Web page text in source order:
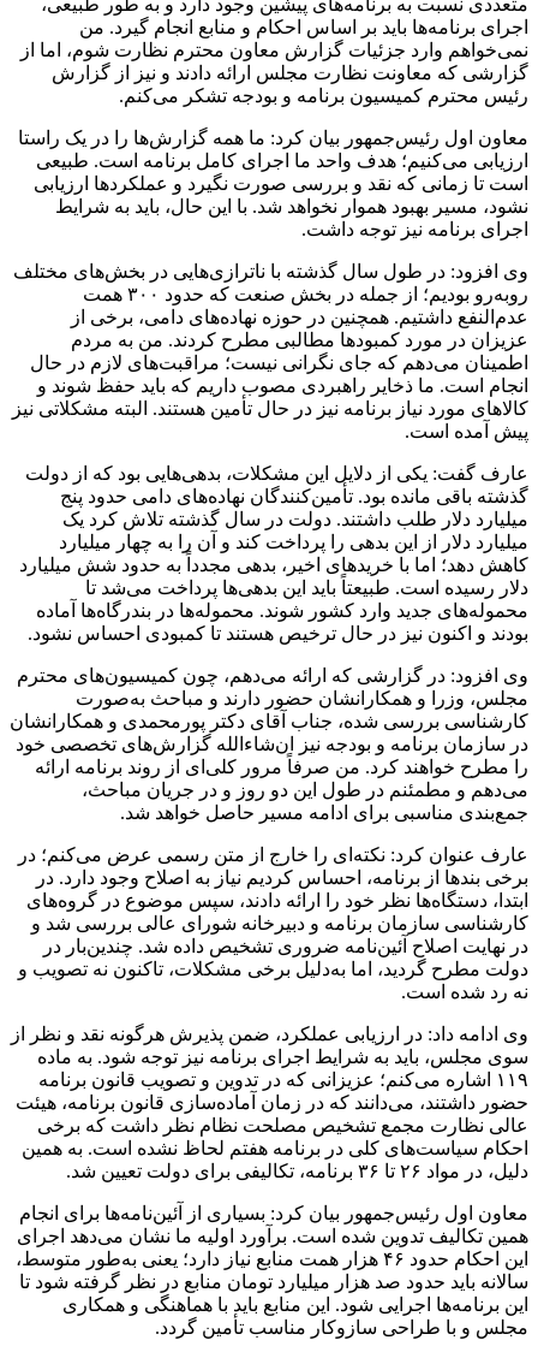
متعددی نسبت به برنامه‌های پیشین وجود دارد و به طور طبیعی،
اجرای برنامه‌ها باید بر اساس احکام و منابع انجام گیرد. من
نمی‌خواهم وارد جزئیات گزارش معاون محترم نظارت شوم، اما از
گزارشی که معاونت نظارت مجلس ارائه دادند و نیز از گزارش
رئیس محترم کمیسیون برنامه و بودجه تشکر می‌کنم.
معاون اول رئیس‌جمهور بیان کرد: ما همه گزارش‌ها را در یک راستا
ارزیابی می‌کنیم؛ هدف واحد ما اجرای کامل برنامه است. طبیعی
است تا زمانی که نقد و بررسی صورت نگیرد و عملکردها ارزیابی
نشود، مسیر بهبود هموار نخواهد شد. با این حال، باید به شرایط
اجرای برنامه نیز توجه داشت.
وی افزود: در طول سال گذشته با ناترازی‌هایی در بخش‌های مختلف
روبه‌رو بودیم؛ از جمله در بخش صنعت که حدود ۳۰۰ همت
عدم‌النفع داشتیم. همچنین در حوزه نهاده‌های دامی، برخی از
عزیزان در مورد کمبودها مطالبی مطرح کردند. من به مردم
اطمینان می‌دهم که جای نگرانی نیست؛ مراقبت‌های لازم در حال
انجام است. ما ذخایر راهبردی مصوب داریم که باید حفظ شوند و
کالاهای مورد نیاز برنامه نیز در حال تأمین هستند. البته مشکلاتی نیز
پیش آمده است.
عارف گفت: یکی از دلایل این مشکلات، بدهی‌هایی بود که از دولت
گذشته باقی مانده بود. تأمین‌کنندگان نهاده‌های دامی حدود پنج
میلیارد دلار طلب داشتند. دولت در سال گذشته تلاش کرد یک
میلیارد دلار از این بدهی را پرداخت کند و آن را به چهار میلیارد
کاهش دهد؛ اما با خریدهای اخیر، بدهی مجدداً به حدود شش میلیارد
دلار رسیده است. طبیعتاً باید این بدهی‌ها پرداخت می‌شد تا
محموله‌های جدید وارد کشور شوند. محموله‌ها در بندرگاه‌ها آماده
بودند و اکنون نیز در حال ترخیص هستند تا کمبودی احساس نشود.
وی افزود: در گزارشی که ارائه می‌دهم، چون کمیسیون‌های محترم
مجلس، وزرا و همکارانشان حضور دارند و مباحث به‌صورت
کارشناسی بررسی شده، جناب آقای دکتر پورمحمدی و همکارانشان
در سازمان برنامه و بودجه نیز ان‌شاءالله گزارش‌های تخصصی خود
را مطرح خواهند کرد. من صرفاً مرور کلی‌ای از روند برنامه ارائه
می‌دهم و مطمئنم در طول این دو روز و در جریان مباحث،
جمع‌بندی مناسبی برای ادامه مسیر حاصل خواهد شد.
عارف عنوان کرد: نکته‌ای را خارج از متن رسمی عرض می‌کنم؛ در
برخی بندها از برنامه، احساس کردیم نیاز به اصلاح وجود دارد. در
ابتدا، دستگاه‌ها نظر خود را ارائه دادند، سپس موضوع در گروه‌های
کارشناسی سازمان برنامه و دبیرخانه شورای عالی بررسی شد و
در نهایت اصلاح آئین‌نامه ضروری تشخیص داده شد. چندین‌بار در
دولت مطرح گردید، اما به‌دلیل برخی مشکلات، تاکنون نه تصویب و
نه رد شده است.
وی ادامه داد: در ارزیابی عملکرد، ضمن پذیرش هرگونه نقد و نظر از
سوی مجلس، باید به شرایط اجرای برنامه نیز توجه شود. به ماده
۱۱۹ اشاره می‌کنم؛ عزیزانی که در تدوین و تصویب قانون برنامه
حضور داشتند، می‌دانند که در زمان آماده‌سازی قانون برنامه، هیئت
عالی نظارت مجمع تشخیص مصلحت نظام نظر داشت که برخی
احکام سیاست‌های کلی در برنامه هفتم لحاظ نشده است. به همین
دلیل، در مواد ۲۶ تا ۳۶ برنامه، تکالیفی برای دولت تعیین شد.
معاون اول رئیس‌جمهور بیان کرد: بسیاری از آئین‌نامه‌ها برای انجام
همین تکالیف تدوین شده است. برآورد اولیه ما نشان می‌دهد اجرای
این احکام حدود ۴۶ هزار همت منابع نیاز دارد؛ یعنی به‌طور متوسط،
سالانه باید حدود صد هزار میلیارد تومان منابع در نظر گرفته شود تا
این برنامه‌ها اجرایی شود. این منابع باید با هماهنگی و همکاری
مجلس و با طراحی سازوکار مناسب تأمین گردد.